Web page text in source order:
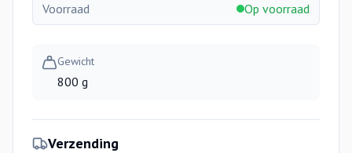
Voorraad Op voorraad
Gewicht
800 g
Verzending